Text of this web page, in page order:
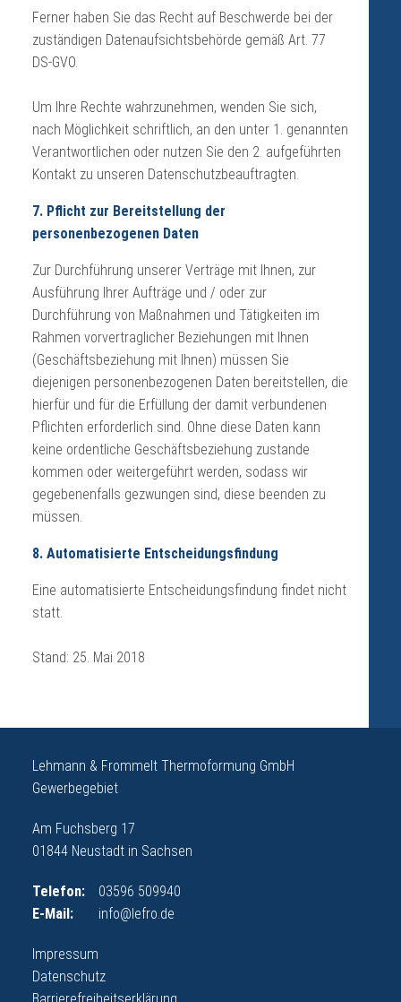
Ferner haben Sie das Recht auf Beschwerde bei der
zuständigen Datenaufsichtsbehörde gemäß Art. 77
DS-GVO.
Um Ihre Rechte wahrzunehmen, wenden Sie sich,
nach Möglichkeit schriftlich, an den unter 1. genannten
Verantwortlichen oder nutzen Sie den 2. aufgeführten
Kontakt zu unseren Datenschutzbeauftragten.
7. Pflicht zur Bereitstellung der
personenbezogenen Daten
Zur Durchführung unserer Verträge mit Ihnen, zur
Ausführung Ihrer Aufträge und / oder zur
Durchführung von Maßnahmen und Tätigkeiten im
Rahmen vorvertraglicher Beziehungen mit Ihnen
(Geschäftsbeziehung mit Ihnen) müssen Sie
diejenigen personenbezogenen Daten bereitstellen, die
hierfür und für die Erfüllung der damit verbundenen
Pflichten erforderlich sind. Ohne diese Daten kann
keine ordentliche Geschäftsbeziehung zustande
kommen oder weitergeführt werden, sodass wir
gegebenenfalls gezwungen sind, diese beenden zu
müssen.
8. Automatisierte Entscheidungsfindung
Eine automatisierte Entscheidungsfindung findet nicht
statt.
Stand: 25. Mai 2018
Lehmann & Frommelt Thermoformung GmbH
Gewerbegebiet
Am Fuchsberg 17
01844 Neustadt in Sachsen
Telefon:
03596 509940
E-Mail:
info@lefro.de
Impressum
Datenschutz